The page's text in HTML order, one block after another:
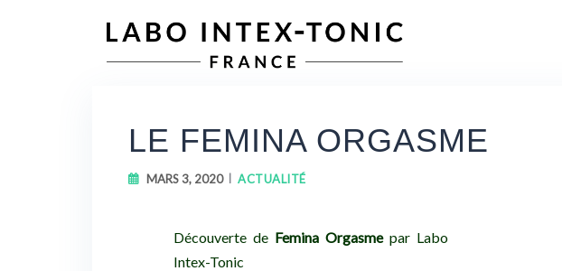
LE FEMINA ORGASME
MARS 3, 2020 ACTUALITÉ
Découverte de Femina Orgasmepar Labo
Intex-Tonic